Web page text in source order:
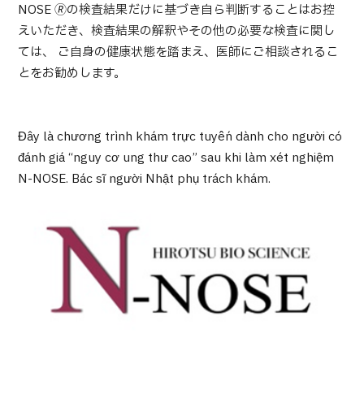
医療機関の方へ
運営会社
ガイドラインポリシー
JTBのガバナンス
日本語 ENGLISH
お問い合わせ
NOSE 🄬の検査結果だけに基づき自ら判断することはお控
えいただき、検査結果の解釈やその他の必要な検査に関し
ては、 ご自身の健康状態を踏まえ、医師にご相談されるこ
とをお勧めします。
Đây là chương trình khám trực tuyến dành cho người có
đánh giá “nguy cơ ung thư cao” sau khi làm xét nghiệm
N-NOSE. Bác sĩ người Nhật phụ trách khám.